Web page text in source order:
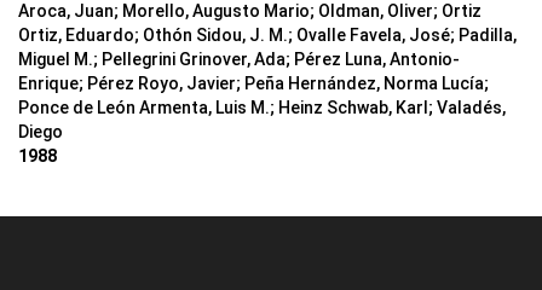
Aroca, Juan; Morello, Augusto Mario; Oldman, Oliver; Ortiz
Ortiz, Eduardo; Othón Sidou, J. M.; Ovalle Favela, José; Padilla,
Miguel M.; Pellegrini Grinover, Ada; Pérez Luna, Antonio-
Enrique; Pérez Royo, Javier; Peña Hernández, Norma Lucía;
Ponce de León Armenta, Luis M.; Heinz Schwab, Karl; Valadés,
Diego
1988